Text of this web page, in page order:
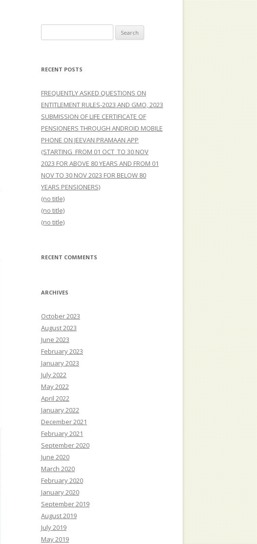
for:
RECENT POSTS
FREQUENTLY ASKED QUESTIONS ON
ENTITLEMENT RULES-2023 AND GMO, 2023
SUBMISSION OF LIFE CERTIFICATE OF
PENSIONERS THROUGH ANDROID MOBILE
PHONE ON JEEVAN PRAMAAN APP
(STARTING FROM 01 OCT TO 30 NOV
2023 FOR ABOVE 80 YEARS AND FROM 01
NOV TO 30 NOV 2023 FOR BELOW 80
YEARS PENSIONERS)
(no title)
(no title)
(no title)
RECENT COMMENTS
ARCHIVES
October 2023
August 2023
June 2023
February 2023
January 2023
July 2022
May 2022
April 2022
January 2022
December 2021
February 2021
September 2020
June 2020
March 2020
February 2020
January 2020
September 2019
August 2019
July 2019
May 2019